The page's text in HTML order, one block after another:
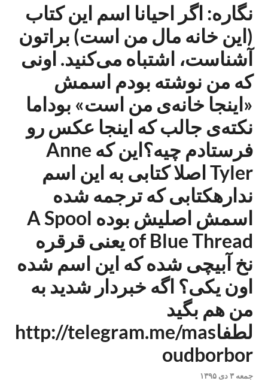
نگاره: اگر احیانا اسم این کتاب
(این خانه مال من است) براتون
آشناست، اشتباه می‌کنید. اونی
که من نوشته بودم اسمش
«اینجا خانه‌ی من است» بوداما
نکته‌ی جالب که اینجا عکس رو
فرستادم چیه؟این که Anne
Tyler اصلا کتابی به این اسم
ندارهکتابی که ترجمه شده
اسمش اصلیش بوده A Spool
of Blue Thread یعنی قرقره
نخ آبیچی شده که این اسم شده
اون یکی؟ اگه خبردار شدید به
من هم بگید
لطفاhttp://telegram.me/mas
oudborbor
جمعه ۳ دی ۱۳۹۵